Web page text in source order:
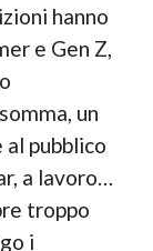
hanno
e Gen Z,
un
pubblico
a lavoro…
troppo
i